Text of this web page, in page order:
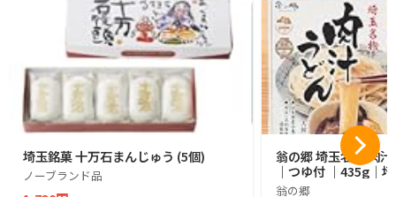
埼玉銘菓 十万石まんじゅう (5個)
ノーブランド品
翁の郷 埼玉名物 肉
｜つゆ付 ｜435g｜
翁の郷